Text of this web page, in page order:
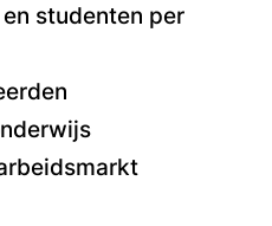
studenten per